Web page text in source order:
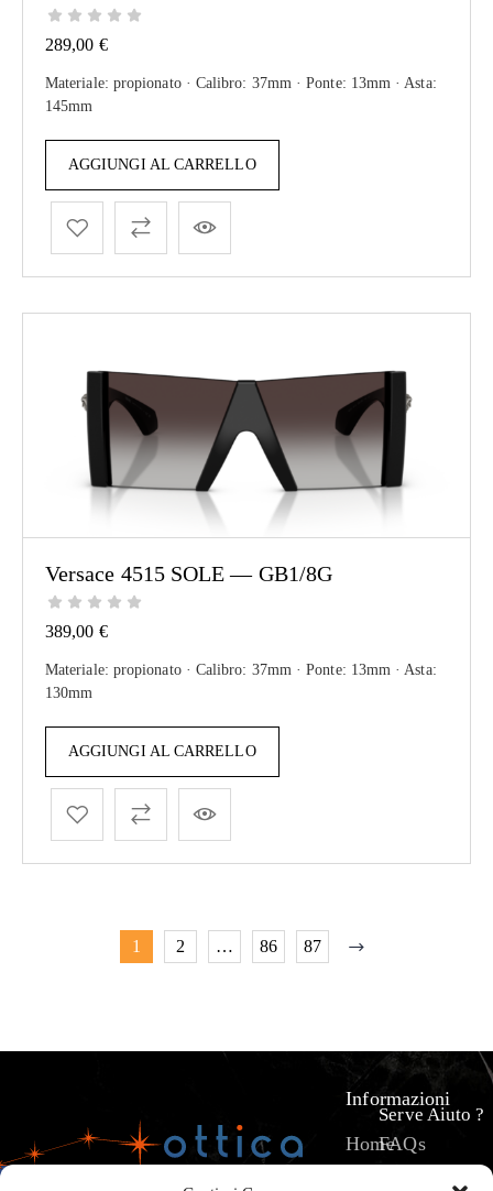
289,00 €
Materiale: propionato · Calibro: 37mm · Ponte: 13mm · Asta:
145mm
AGGIUNGI AL CARRELLO
Versace 4515 SOLE — GB1/8G
389,00 €
Materiale: propionato · Calibro: 37mm · Ponte: 13mm · Asta:
130mm
AGGIUNGI AL CARRELLO
1 2 … 86 87
Informazioni
Home
Serve Aiuto ?
FAQs